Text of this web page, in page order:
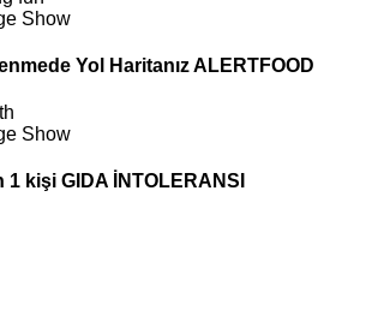
Yol Haritanız ALERTFOOD
1 kişi GIDA İNTOLERANSI